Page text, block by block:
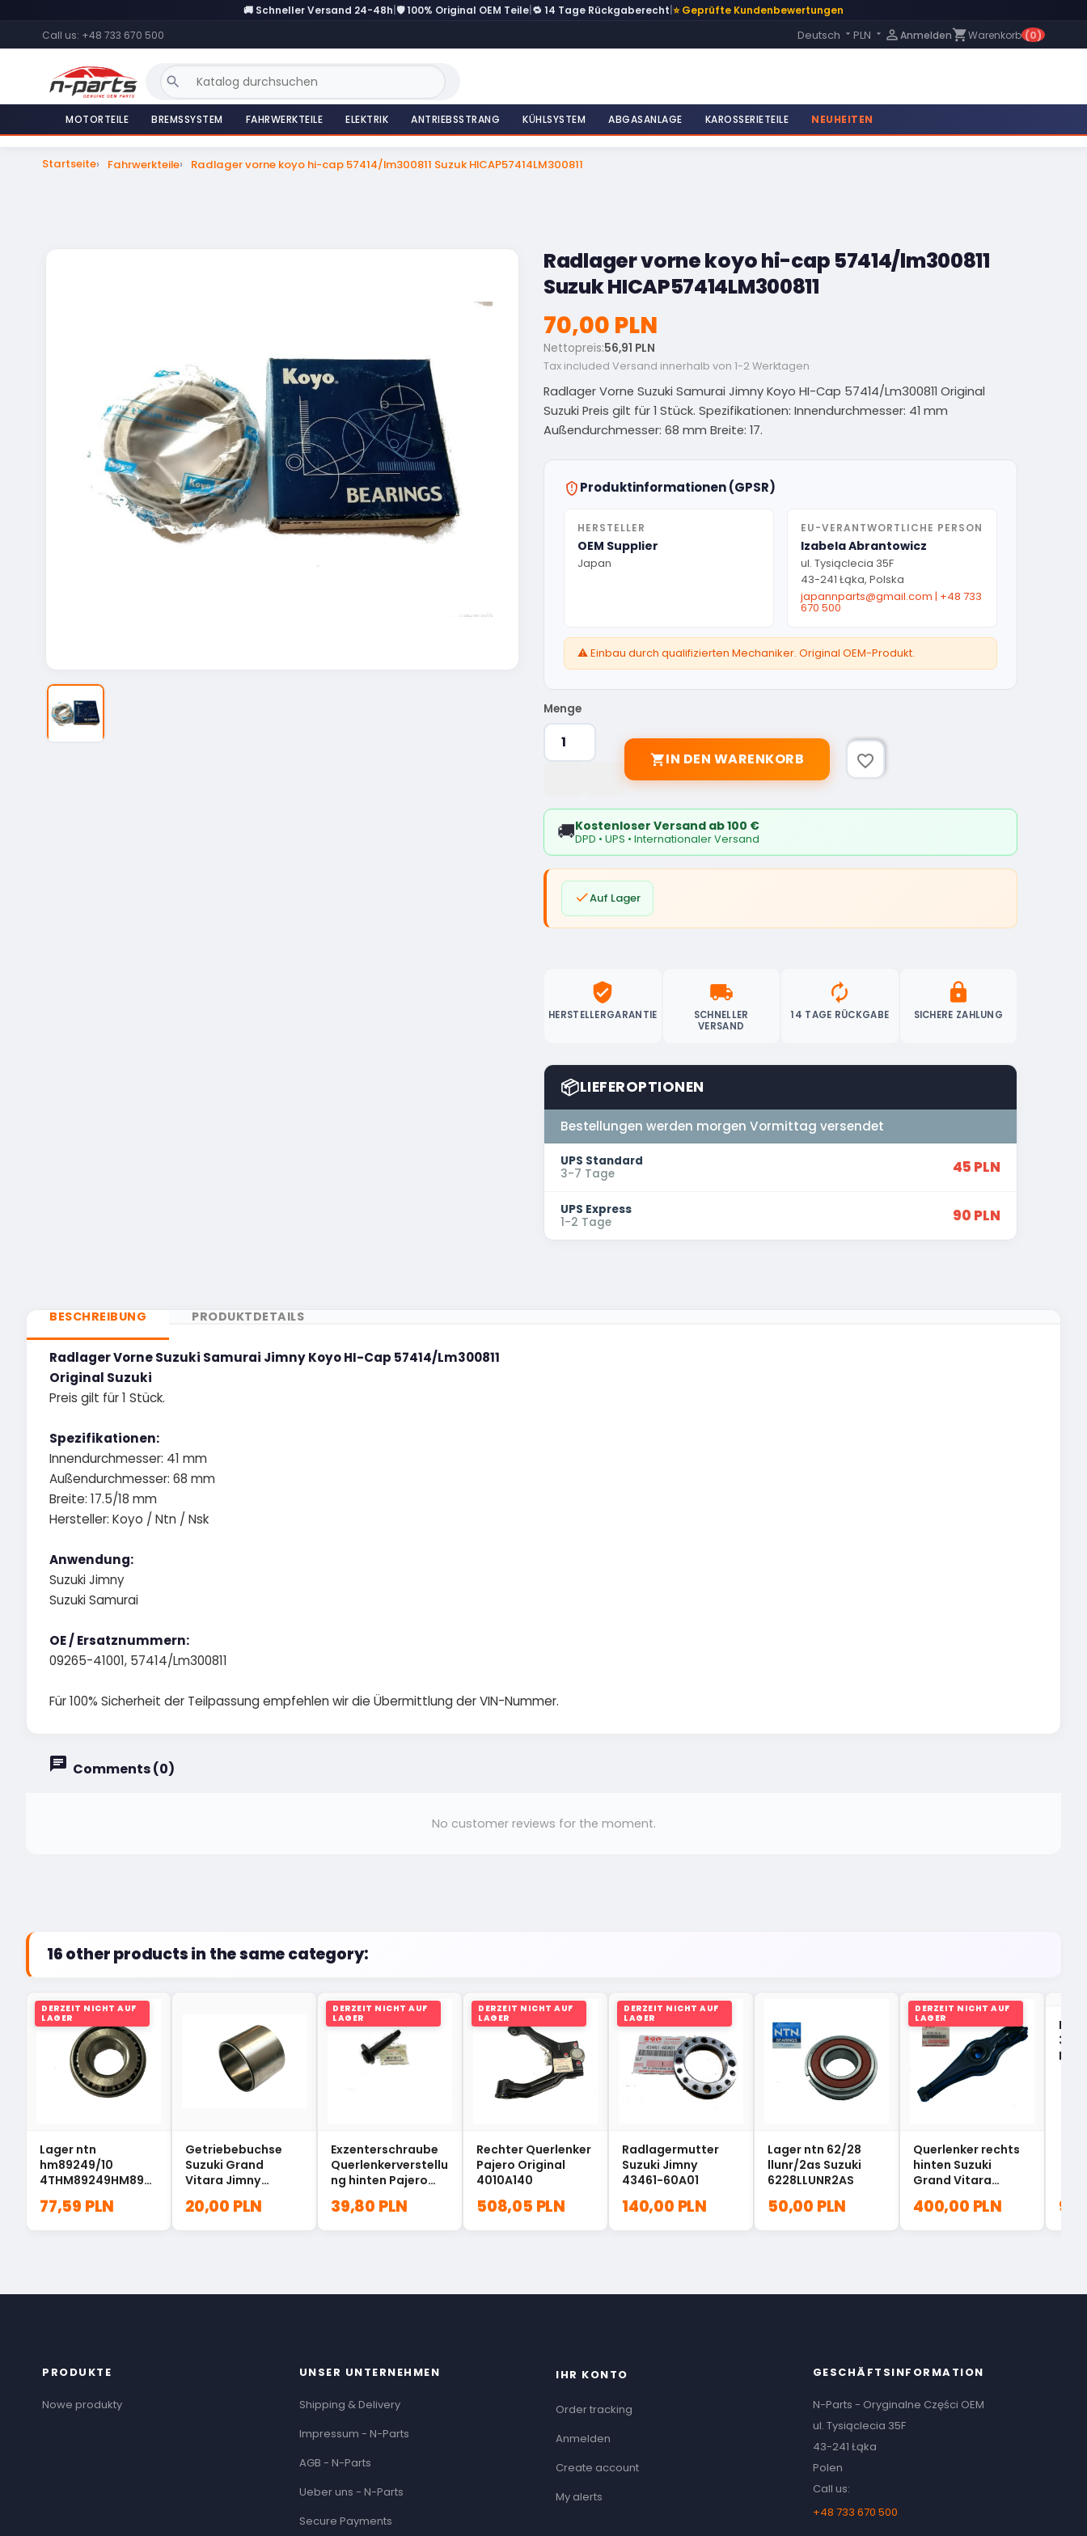
🚚 Schneller Versand 24-48h 🛡️ 100% Original OEM Teile 🔁 14 Tage Rückgaberecht ⭐ Geprüfte Kundenbewertungen
Call us: +48 733 670 500 Language:
Deutsch  PLN  Anmeldenshopping_cartWarenkorb (0)
search
MOTORTEILE BREMSSYSTEM FAHRWERKTEILE ELEKTRIK ANTRIEBSSTRANG KÜHLSYSTEM ABGASANLAGE KAROSSERIETEILE NEUHEITEN
Startseite Fahrwerkteile Radlager vorne koyo hi-cap 57414/lm300811 Suzuk HICAP57414LM300811
Radlager vorne koyo hi-cap 57414/lm300811
Suzuk HICAP57414LM300811
70,00 PLN
Nettopreis:56,91 PLN
Tax included Versand innerhalb von 1-2 Werktagen
Radlager Vorne Suzuki Samurai Jimny Koyo HI-Cap 57414/Lm300811 Original
Suzuki Preis gilt für 1 Stück. Spezifikationen: Innendurchmesser: 41 mm
Außendurchmesser: 68 mm Breite: 17.
Produktinformationen (GPSR)
HERSTELLER
OEM Supplier
Japan
EU-VERANTWORTLICHE PERSON
Izabela Abrantowicz
ul. Tysiąclecia 35F
43-241 Łąka, Polska
japannparts@gmail.com | +48 733
670 500
⚠️ Einbau durch qualifizierten Mechaniker. Original OEM-Produkt.
Menge
IN DEN WARENKORB favorite_border
🚚Kostenloser Versand ab 100 €
DPD • UPS • Internationaler Versand
Auf Lager
verified_user
HERSTELLERGARANTIE
local_shipping
SCHNELLER
VERSAND
autorenew
14 TAGE RÜCKGABE
lock
SICHERE ZAHLUNG
📦LIEFEROPTIONEN
Bestellungen werden morgen Vormittag versendet
UPS Standard
3-7 Tage
45 PLN
UPS Express
1-2 Tage
90 PLN
BESCHREIBUNG PRODUKTDETAILS
Radlager Vorne Suzuki Samurai Jimny Koyo HI-Cap 57414/Lm300811
Original Suzuki
Preis gilt für 1 Stück.
Spezifikationen:
Innendurchmesser: 41 mm
Außendurchmesser: 68 mm
Breite: 17.5/18 mm
Hersteller: Koyo / Ntn / Nsk
Anwendung:
Suzuki Jimny
Suzuki Samurai
OE / Ersatznummern:
09265-41001, 57414/Lm300811
Für 100% Sicherheit der Teilpassung empfehlen wir die Übermittlung der VIN-Nummer.
Comments (0)
No customer reviews for the moment.
16 other products in the same category:
DERZEIT NICHT AUF
LAGER
Lager ntn
hm89249/10
4THM89249HM8921
77,59 PLN
Getriebebuchse
Suzuki Grand
Vitara Jimny
30003
20,00 PLN
DERZEIT NICHT AUF
LAGER
Exzenterschraube
Querlenkerverstellu
ng hinten Pajero
39,80 PLN
DERZEIT NICHT AUF
LAGER
Rechter Querlenker
Pajero Original
4010A140
508,05 PLN
DERZEIT NICHT AUF
LAGER
Radlagermutter
Suzuki Jimny
43461-60A01
140,00 PLN
Lager ntn 62/28
llunr/2as Suzuki
6228LLUNR2AS
50,00 PLN
DERZEIT NICHT AUF
LAGER
Querlenker rechts
hinten Suzuki
Grand Vitara
400,00 PLN
PRODUKTE
Nowe produkty
UNSER UNTERNEHMEN
Shipping & Delivery
Impressum - N-Parts
AGB - N-Parts
Ueber uns - N-Parts
Secure Payments
IHR KONTO
Order tracking
Anmelden
Create account
My alerts
GESCHÄFTSINFORMATION
N-Parts - Oryginalne Części OEM
ul. Tysiąclecia 35F
43-241 Łąka
Polen
Call us:
+48 733 670 500